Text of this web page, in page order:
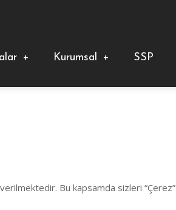
+ Kurumsal + SSP
Bu kapsamda sizleri “Çerez”